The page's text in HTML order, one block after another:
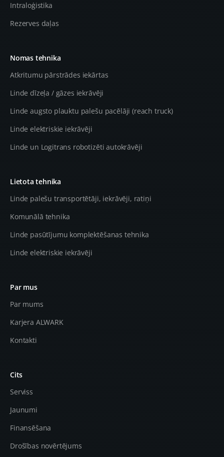
Intraloģistika
Rezerves daļas
Nomas tehnika
Atkritumu pārstrādes iekārtas
Linde dīzeļa / gāzes iekrāvēji
Linde augsto plauktu palešu pacēlāji (reach truck)
Linde elektriskie iekrāvēji
Linde un Logitrans robotizēti autokrāvēji
Lietota tehnika
Linde palešu transportētāji, iekrāvēji, ratiņi
Komunālā tehnika
Linde pasūtījumu komplektēšanas tehnika
Linde elektriskie iekrāvēji
Par mus
Par mums
Karjera ALWARK
Kontakti
Cits
Serviss
Jaunumi
Finansēšana
Drošības novērtējums